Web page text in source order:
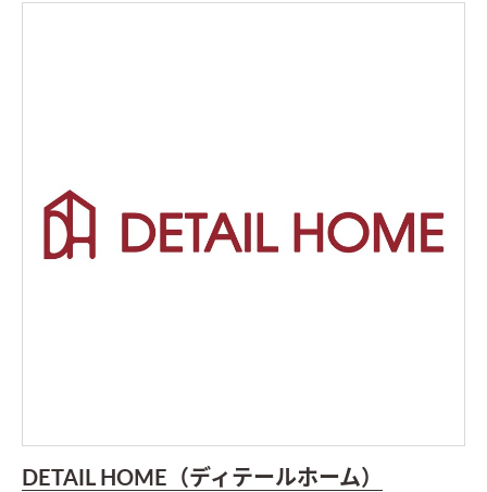
DETAIL HOME（ディテールホーム）